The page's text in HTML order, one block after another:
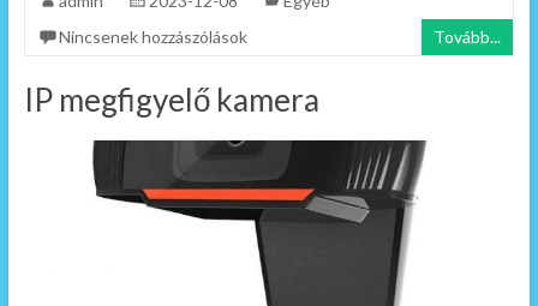
Nincsenek hozzászólások
Tovább...
IP megfigyelő kamera